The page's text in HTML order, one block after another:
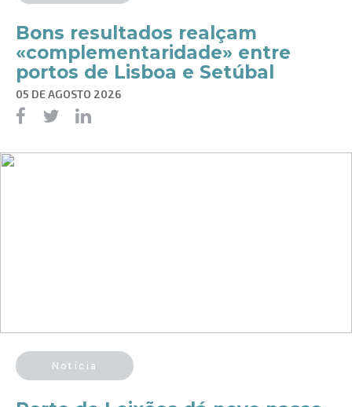
Bons resultados realçam
«complementaridade» entre
portos de Lisboa e Setúbal
05 DE AGOSTO 2026
Notícia